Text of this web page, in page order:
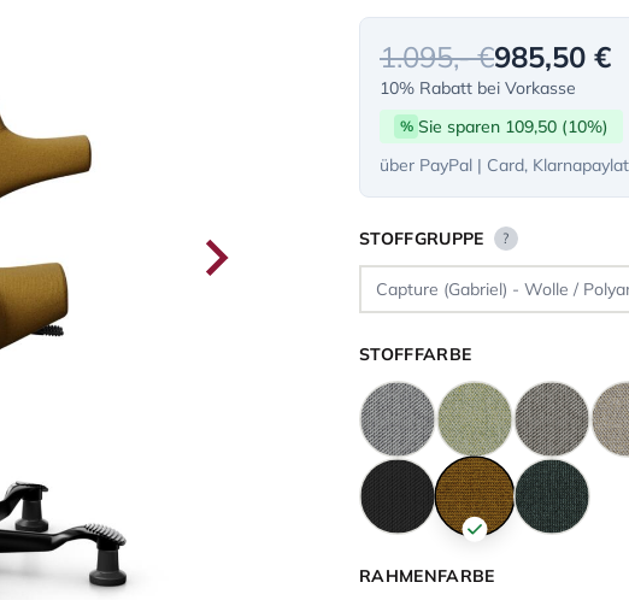
1.095,- €985,50 €
10% Rabatt bei Vorkasse
% Sie sparen 109,50 (10%)
über PayPal | Card,
STOFFGRUPPE ?
STOFFFARBE
RAHMENFARBE